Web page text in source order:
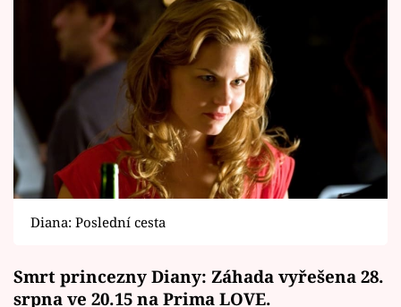
Diana: Poslední cesta
Smrt princezny Diany: Záhada vyřešena 28.
srpna ve 20.15 na Prima LOVE.